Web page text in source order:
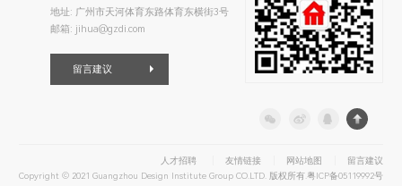
地址: 广州市天河体育东路体育东横街3号
邮箱: jihua@gzdi.com
留言建议
人才招聘 友情链接 网站地图
留言建议
Copyright © 2021 Guangzhou Design Institute Group CO.LTD. 版权所有.粤ICP备05119992号